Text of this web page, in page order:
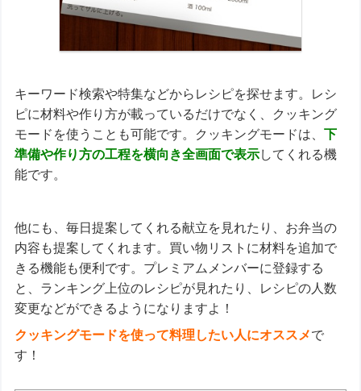
キーワード検索や特集などからレシピを探せます。レシ
ピに材料や作り方が載っているだけでなく、クッキング
モードを使うことも可能です。クッキングモードは、下
準備や作り方の工程を横向き全画面で表示してくれる機
能です。
他にも、毎日提案してくれる献立を見れたり、お弁当の
内容も提案してくれます。買い物リストに材料を追加で
きる機能も便利です。プレミアムメンバーに登録する
と、ランキング上位のレシピが見れたり、レシピの人数
変更などができるようになりますよ！
クッキングモードを使って料理したい人にオススメで
す！